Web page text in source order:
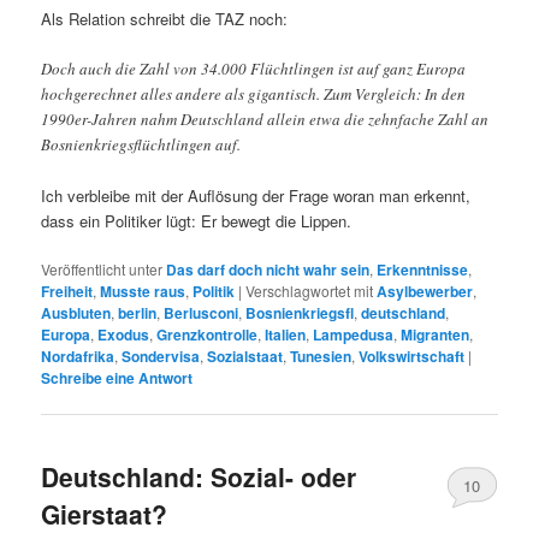
Als Relation schreibt die TAZ noch:
Doch auch die Zahl von 34.000 Flüchtlingen ist auf ganz Europa
hochgerechnet alles andere als gigantisch. Zum Vergleich: In den
1990er-Jahren nahm Deutschland allein etwa die zehnfache Zahl an
Bosnienkriegsflüchtlingen auf.
Ich verbleibe mit der Auflösung der Frage woran man erkennt,
dass ein Politiker lügt: Er bewegt die Lippen.
Veröffentlicht unter Das darf doch nicht wahr sein, Erkenntnisse,
Freiheit,Musste raus, Politik |Verschlagwortet mitAsylbewerber,
Ausbluten,berlin, Berlusconi, Bosnienkriegsfl,deutschland,
Europa, Exodus,Grenzkontrolle,Italien, Lampedusa,Migranten,
Nordafrika,Sondervisa,Sozialstaat,Tunesien,Volkswirtschaft |
Schreibe eine Antwort
Deutschland: Sozial- oder
Gierstaat?
10